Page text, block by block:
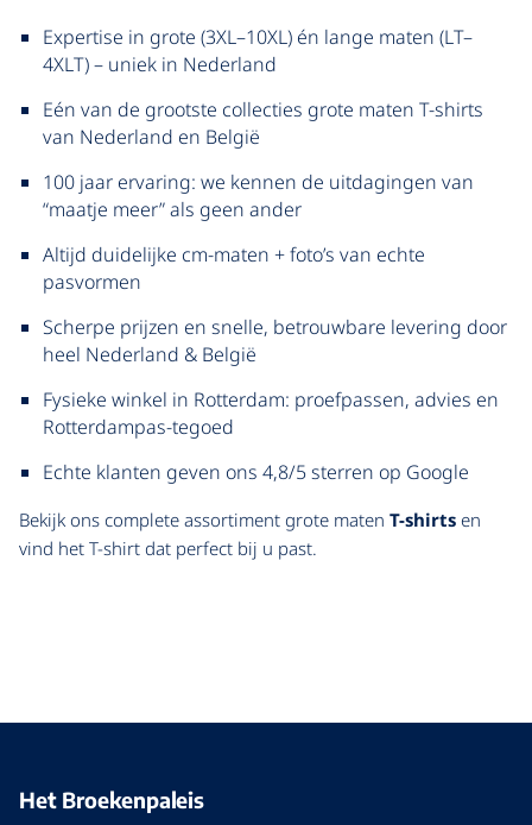
Expertise in grote (3XL–10XL) én lange maten (LT–
4XLT) – uniek in Nederland
Eén van de grootste collecties grote maten T-shirts
van Nederland en België
100 jaar ervaring: we kennen de uitdagingen van
“maatje meer” als geen ander
Altijd duidelijke cm-maten + foto’s van echte
pasvormen
Scherpe prijzen en snelle, betrouwbare levering door
heel Nederland & België
Fysieke winkel in Rotterdam: proefpassen, advies en
Rotterdampas-tegoed
Echte klanten geven ons 4,8/5 sterren op Google
Bekijk ons complete assortiment grote maten T-shirts en
vind het T-shirt dat perfect bij u past.
Het Broekenpaleis